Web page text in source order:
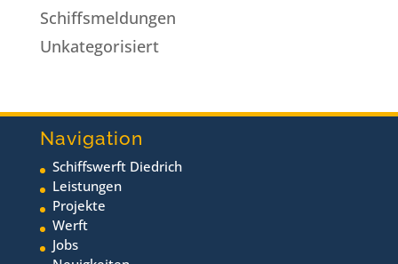
Schiffsmeldungen
Unkategorisiert
Navigation
Schiffswerft Diedrich
Leistungen
Projekte
Werft
Jobs